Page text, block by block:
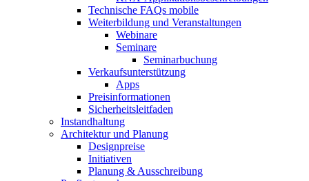
Technische FAQs mobile
Weiterbildung und Veranstaltungen
Webinare
Seminare
Seminarbuchung
Verkaufsunterstützung
Apps
Preisinformationen
Sicherheitsleitfaden
Instandhaltung
Architektur und Planung
Designpreise
Initiativen
Planung & Ausschreibung